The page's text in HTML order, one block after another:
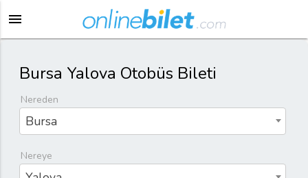
menu
Bursa Yalova Otobüs Bileti
Nereden
Bursa
Nereye